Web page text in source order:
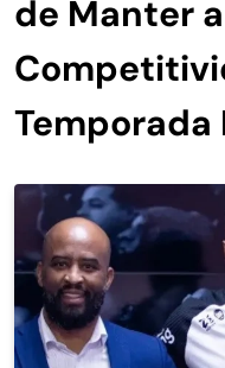
de Manter a
Temporada